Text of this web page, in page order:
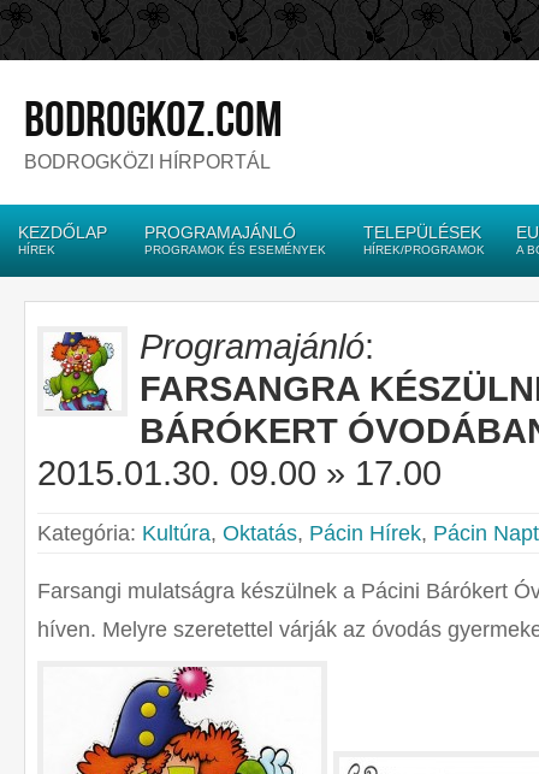
bodrogkoz.com
BODROGKÖZI HÍRPORTÁL
KEZDŐLAP
HÍREK
PROGRAMAJÁNLÓ
PROGRAMOK ÉS ESEMÉNYEK
TELEPÜLÉSEK
HÍREK/PROGRAMOK A
Programajánló:
FARSANGRA
BÁRÓKERT
2015.01.30. 09.00 » 17.00
Kategória: Kultúra, Oktatás, Pácin Hírek, Pácin
Farsangi mulatságra készülnek a Pácini Bárókert
híven. Melyre szeretettel várják az óvodás